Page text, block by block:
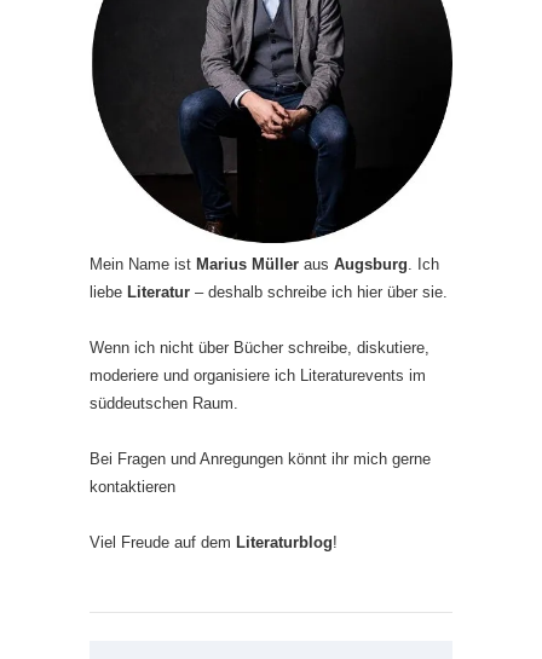
Mein Name ist Marius Müller aus Augsburg . Ich
liebe Literatur – deshalb schreibe ich hier über sie.
Wenn ich nicht über Bücher schreibe, diskutiere,
moderiere und organisiere ich Literaturevents im
süddeutschen Raum.
Bei Fragen und Anregungen könnt ihr mich gerne
kontaktieren
Viel Freude auf dem Literaturblog!